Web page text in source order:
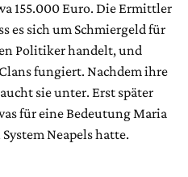
155.000 Euro. Die Ermittler
es sich um Schmiergeld für
Politiker handelt, und
fungiert. Nachdem ihre
sie unter. Erst später
für eine Bedeutung Maria
Neapels hatte.